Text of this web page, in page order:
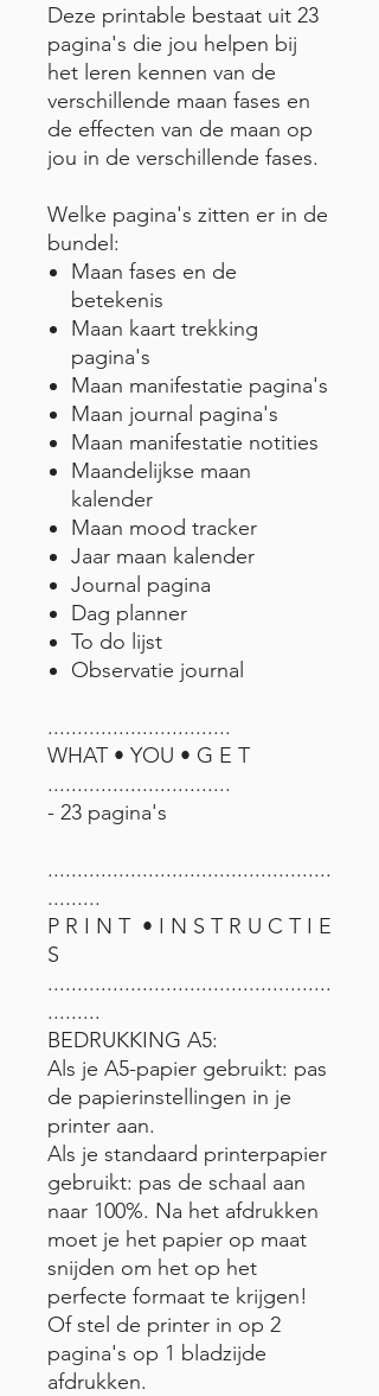
Deze printable bestaat uit 23
pagina's die jou helpen bij
het leren kennen van de
verschillende maan fases en
de effecten van de maan op
jou in de verschillende fases.
Welke pagina's zitten er in de
bundel:
Maan fases en de
betekenis
Maan kaart trekking
pagina's
Maan manifestatie pagina's
Maan journal pagina's
Maan manifestatie notities
Maandelijkse maan
kalender
Maan mood tracker
Jaar maan kalender
Journal pagina
Dag planner
To do lijst
Observatie journal
...............................
WHAT • YOU • G E T
...............................
- 23 pagina's
................................................
.........
P R I N T • I N S T R U C T I E
S
................................................
.........
BEDRUKKING A5:
Als je A5-papier gebruikt: pas
de papierinstellingen in je
printer aan.
Als je standaard printerpapier
gebruikt: pas de schaal aan
naar 100%. Na het afdrukken
moet je het papier op maat
snijden om het op het
perfecte formaat te krijgen!
Of stel de printer in op 2
pagina's op 1 bladzijde
afdrukken.